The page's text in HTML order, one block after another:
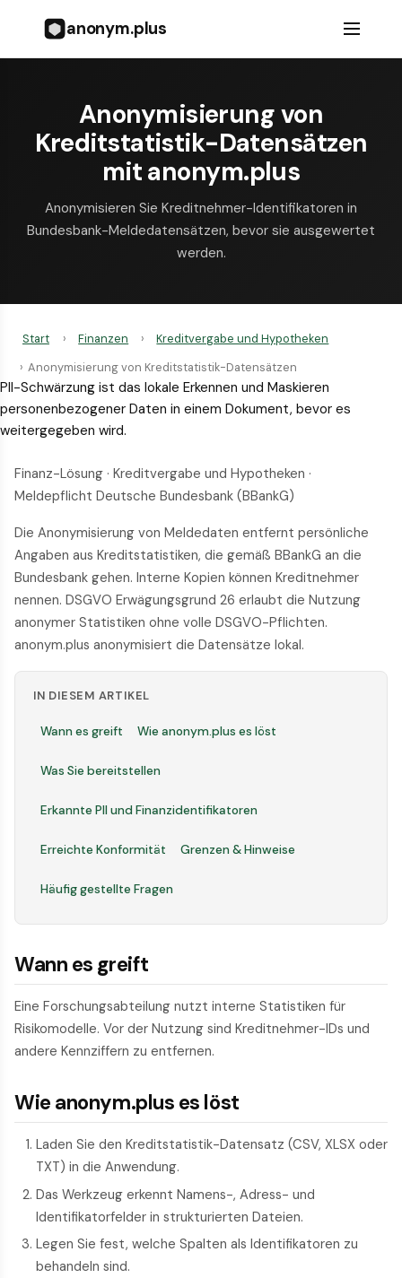
anonym.plus
Anonymisierung von
Kreditstatistik-Datensätzen
mit anonym.plus
Anonymisieren Sie Kreditnehmer-Identifikatoren in
Bundesbank-Meldedatensätzen, bevor sie ausgewertet
werden.
Start › Finanzen ›
Kreditvergabe und Hypotheken
› Anonymisierung von Kreditstatistik-Datensätzen
PII-Schwärzung ist das lokale Erkennen und Maskieren
personenbezogener Daten in einem Dokument, bevor es
weitergegeben wird.
Finanz-Lösung · Kreditvergabe und Hypotheken ·
Meldepflicht Deutsche Bundesbank (BBankG)
Die Anonymisierung von Meldedaten entfernt persönliche
Angaben aus Kreditstatistiken, die gemäß BBankG an die
Bundesbank gehen. Interne Kopien können Kreditnehmer
nennen. DSGVO Erwägungsgrund 26 erlaubt die Nutzung
anonymer Statistiken ohne volle DSGVO-Pflichten.
anonym.plus anonymisiert die Datensätze lokal.
IN DIESEM ARTIKEL
Wann es greift Wie anonym.plus es löst
Was Sie bereitstellen
Erkannte PII und Finanzidentifikatoren
Erreichte Konformität Grenzen & Hinweise
Häufig gestellte Fragen
Wann es greift
Eine Forschungsabteilung nutzt interne Statistiken für
Risikomodelle. Vor der Nutzung sind Kreditnehmer-IDs und
andere Kennziffern zu entfernen.
Wie anonym.plus es löst
Laden Sie den Kreditstatistik-Datensatz (CSV, XLSX oder
TXT) in die Anwendung.
Das Werkzeug erkennt Namens-, Adress- und
Identifikatorfelder in strukturierten Dateien.
Legen Sie fest, welche Spalten als Identifikatoren zu
behandeln sind.